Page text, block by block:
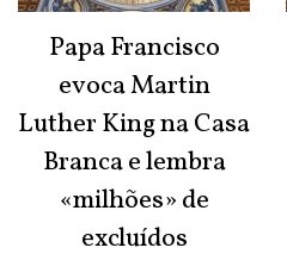
Papa Francisco
evoca Martin
Luther King na Casa
Branca e lembra
«milhões» de
excluídos